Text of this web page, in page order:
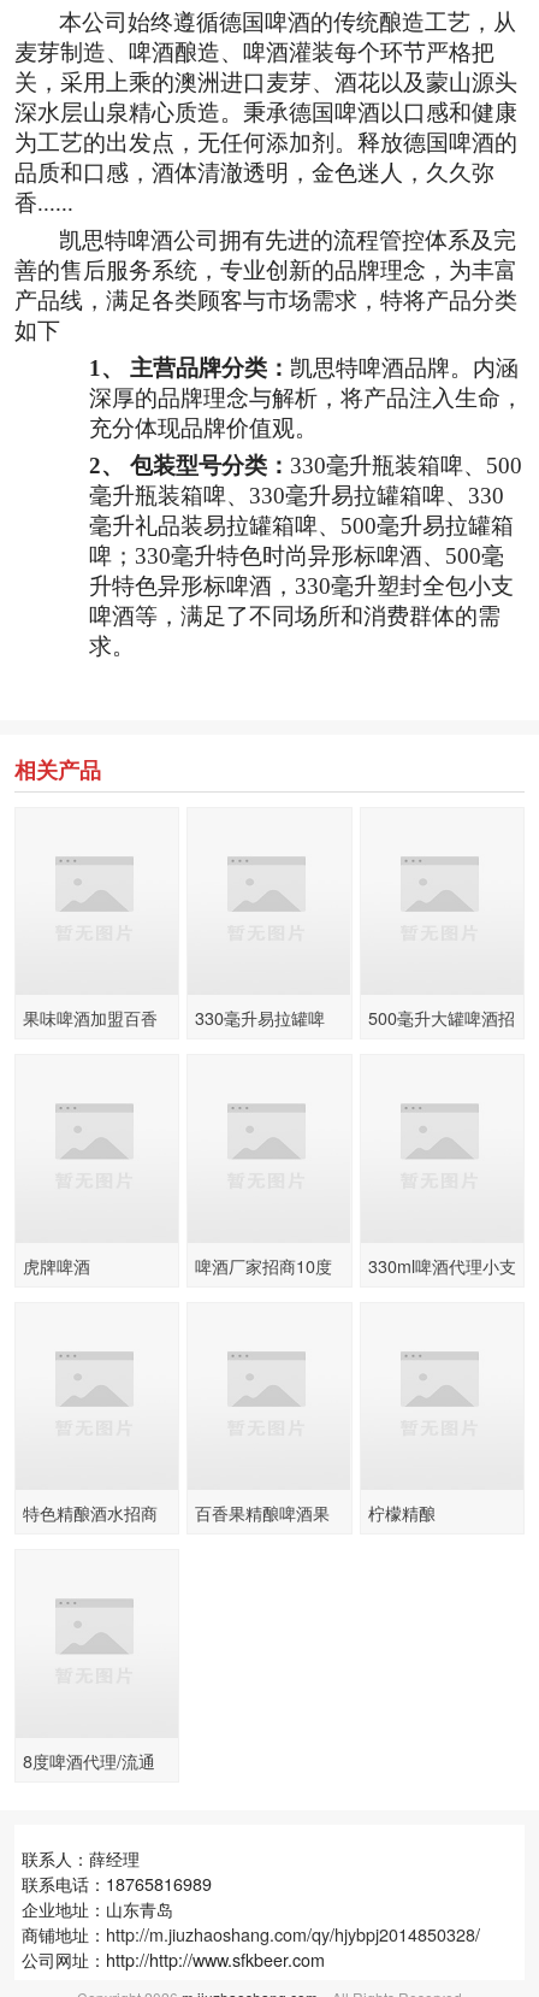
本公司始终遵循德国啤酒的传统酿造工艺，从
麦芽制造、啤酒酿造、啤酒灌装每个环节严格把
关，采用上乘的澳洲进口麦芽、酒花以及蒙山源头
深水层山泉精心质造。秉承德国啤酒以口感和健康
为工艺的出发点，无任何添加剂。释放德国啤酒的
品质和口感，酒体清澈透明，金色迷人，久久弥
香......
凯思特啤酒公司拥有先进的流程管控体系及完
善的售后服务系统，专业创新的品牌理念，为丰富
产品线，满足各类顾客与市场需求，特将产品分类
如下
1、 主营品牌分类： 凯思特啤酒品牌。内涵
深厚的品牌理念与解析，将产品注入生命，
充分体现品牌价值观。
2、 包装型号分类： 330毫升瓶装箱啤、500
毫升瓶装箱啤、330毫升易拉罐箱啤、330
毫升礼品装易拉罐箱啤、500毫升易拉罐箱
啤；330毫升特色时尚异形标啤酒、500毫
升特色异形标啤酒，330毫升塑封全包小支
啤酒等，满足了不同场所和消费群体的需
求。
相关产品
果味啤酒加盟百香
330毫升易拉罐啤
500毫升大罐啤酒招
虎牌啤酒
啤酒厂家招商10度
330ml啤酒代理小支
特色精酿酒水招商
百香果精酿啤酒果
柠檬精酿
8度啤酒代理/流通
联系人：薛经理
联系电话：18765816989
企业地址：山东青岛
商铺地址： http://m.jiuzhaoshang.com/qy/hjybpj2014850328/
公司网址：http://http://www.sfkbeer.com